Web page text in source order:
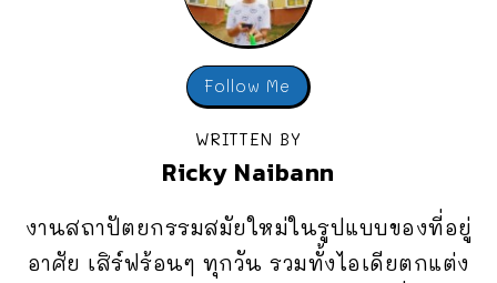
Follow Me
WRITTEN BY
Ricky Naibann
งานสถาปัตยกรรมสมัยใหม่ในรูปแบบของที่อยู่
อาศัย เสิร์ฟร้อนๆ ทุกวัน รวมทั้งไอเดียตกแต่ง